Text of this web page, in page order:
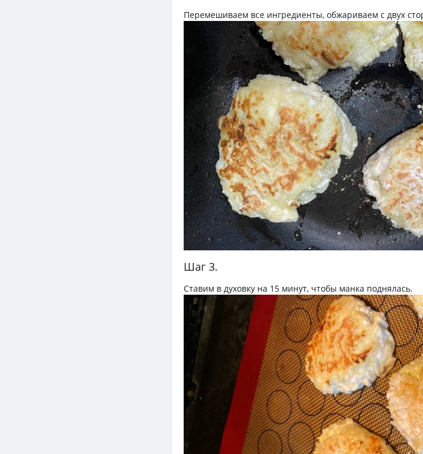
Перемешиваем все ингредиенты, обжариваем с двух
Шаг 3.
Ставим в духовку на 15 минут, чтобы манка поднялась.